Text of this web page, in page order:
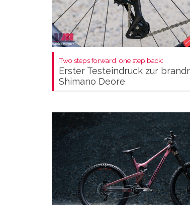
Two steps forward, one step back:
Erster Testeindruck zur
Shimano Deore